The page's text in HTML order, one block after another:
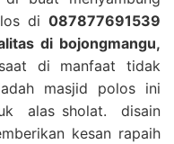
di 087877691539
di bojongmangu,
di manfaat tidak
masjid polos ini
alas sholat. disain
kesan rapaih